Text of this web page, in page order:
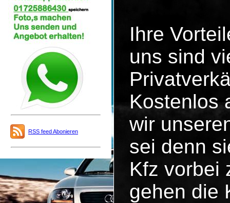
RSS feed Abonieren
Ihre
uns sind
Kostenlos
wir
sei denn
Kfz vorbei
gehen die